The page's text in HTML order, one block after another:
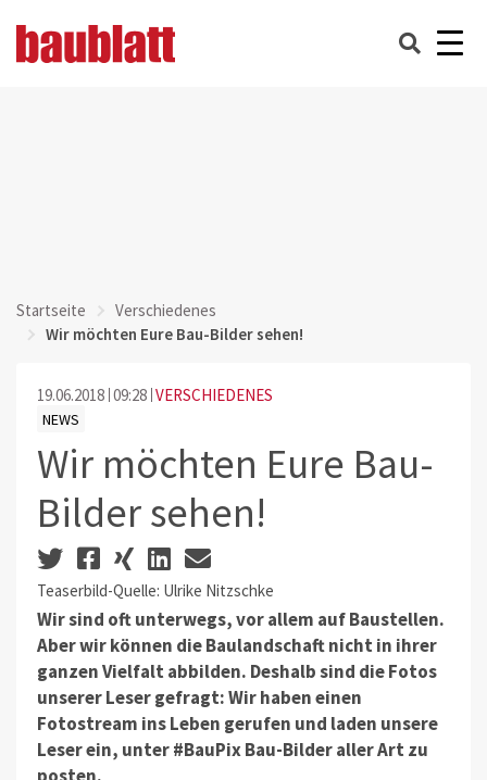
Startseite
Verschiedenes
Wir möchten Eure Bau-Bilder sehen!
19.06.2018 09:28 VERSCHIEDENES
NEWS
Wir möchten Eure Bau-
Bilder sehen!
Teaserbild-Quelle: Ulrike Nitzschke
Wir sind oft unterwegs, vor allem auf Baustellen.
Aber wir können die Baulandschaft nicht in ihrer
ganzen Vielfalt abbilden. Deshalb sind die Fotos
unserer Leser gefragt: Wir haben einen
Fotostream ins Leben gerufen und laden unsere
Leser ein, unter #BauPix Bau-Bilder aller Art zu